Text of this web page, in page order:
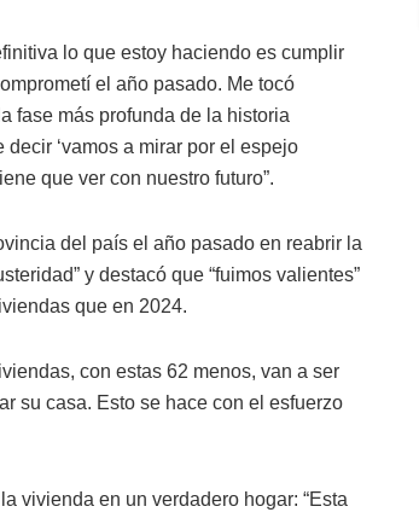
lo que estoy haciendo es cumplir
el año pasado. Me tocó
fase más profunda de la historia
‘vamos a mirar por el espejo
que ver con nuestro futuro”.
del país el año pasado en reabrir la
y destacó que “fuimos valientes”
que en 2024.
con estas 62 menos, van a ser
su casa. Esto se hace con el esfuerzo
vivienda en un verdadero hogar: “Esta